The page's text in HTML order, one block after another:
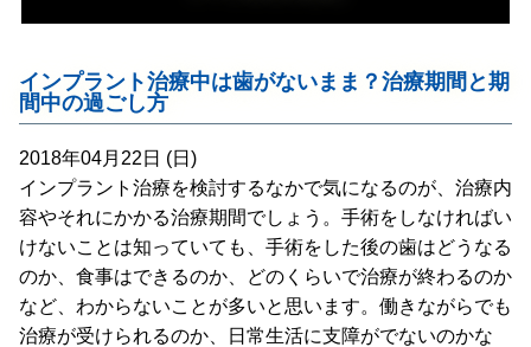
インプラント治療中は歯がないまま？治療期間と期
間中の過ごし方
2018年04月22日 (日)
インプラント治療を検討するなかで気になるのが、治療内
容やそれにかかる治療期間でしょう。手術をしなければい
けないことは知っていても、手術をした後の歯はどうなる
のか、食事はできるのか、どのくらいで治療が終わるのか
など、わからないことが多いと思います。働きながらでも
治療が受けられるのか、日常生活に支障がでないのかな